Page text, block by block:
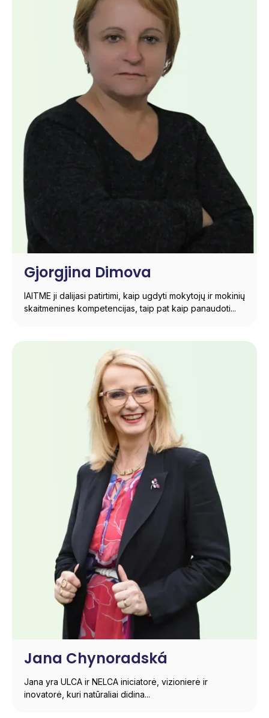
Gjorgjina Dimova
IAITME ji dalijasi patirtimi, kaip ugdyti mokytojų ir mokinių
skaitmenines kompetencijas, taip pat kaip panaudoti...
Jana Chynoradská
Jana yra ULCA ir NELCA iniciatorė, vizionierė ir
inovatorė, kuri natūraliai didina...